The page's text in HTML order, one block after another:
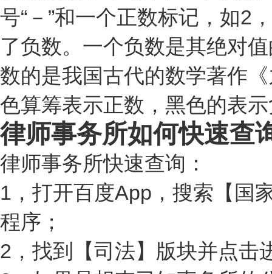
号“－”和一个正数标记，如2
了负数。一个负数是其绝对
数的是我国古代的数学著作
色算筹表示正数，黑色的表
律师事务所如何快速查
律师事务所快速查询：
1，打开百度App，搜索【国
程序；
2，找到【司法】版块并点击